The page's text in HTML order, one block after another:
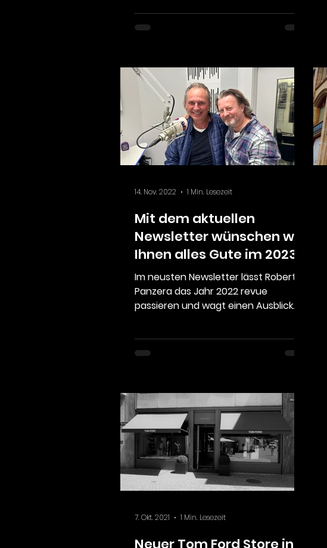
Mit dem aktuellen
Newsletter wünschen wir
Ihnen alles Gute im 2023!
Im neusten Newsletter lässt Roberto
Panzera das Jahr 2022 revue
passieren und wagt einen Ausblick
14. Nov. 2022 1 Min. Lesezeit
Neuer Tom Ford Store in
7. Okt. 2021 1 Min. Lesezeit